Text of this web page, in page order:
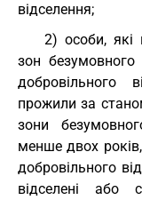
відселення;
2) особи, які
зон безумовного
добровільного
прожили за
зони
менше двох
добровільного
відселені або